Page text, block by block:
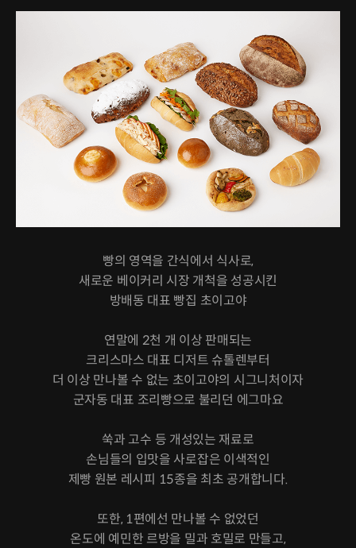
빵의 영역을 간식에서 식사로,
새로운 베이커리 시장 개척을 성공시킨
방배동 대표 빵집 초이고야
연말에 2천 개 이상 판매되는
크리스마스 대표 디저트 슈톨렌부터
더 이상 만나볼 수 없는 초이고야의 시그니처이자
군자동 대표 조리빵으로 불리던 에그마요
쑥과 고수 등 개성있는 재료로
손님들의 입맛을 사로잡은 이색적인
제빵 원본 레시피 15종을 최초 공개합니다.
또한, 1편에선 만나볼 수 없었던
온도에 예민한 르방을 밀과 호밀로 만들고,